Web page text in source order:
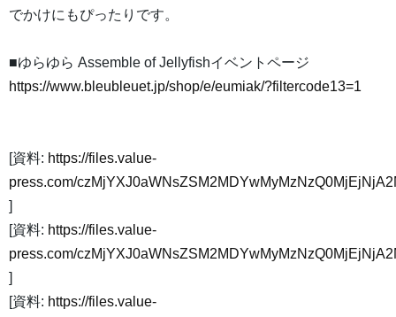
でかけにもぴったりです。
■ゆらゆら Assemble of Jellyfishイベントページ
https://www.bleubleuet.jp/shop/e/eumiak/?filtercode13=1
[資料: https://files.value-
press.com/
]
[資料: https://files.value-
press.com/
]
[資料: https://files.value-